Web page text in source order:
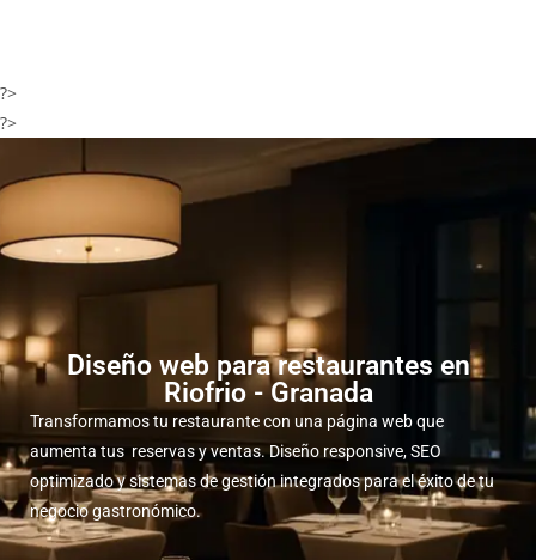
?>
?>
Diseño web para restaurantes en
Riofrio - Granada
Transformamos tu restaurante con una página web que
aumenta tus reservas y ventas. Diseño responsive, SEO
optimizado y sistemas de gestión integrados para el éxito de tu
negocio gastronómico.